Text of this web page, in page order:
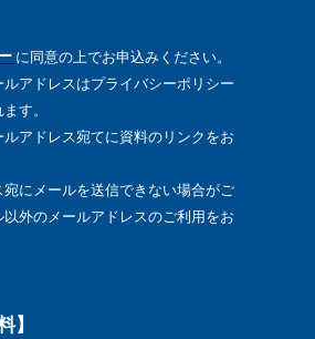
に同意の上でお申込みください。
アドレスはプライバシーポリシー
す。
アドレス宛てに資料のリンクをお
にメールを送信できない場合がご
外のメールアドレスのご利用をお
】